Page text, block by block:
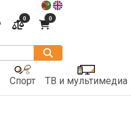
0 0
Спорт ТВ и мультимедиа